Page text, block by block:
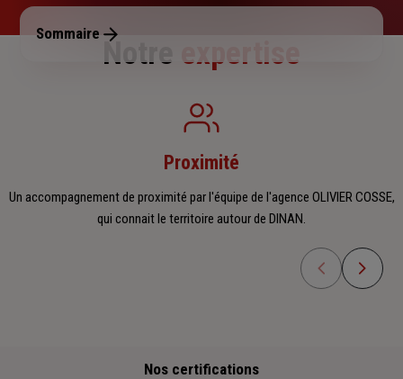
Dimanche : Fermé
Sommaire
Notre expertise
Proximité
Un accompagnement de proximité par l'équipe de l'agence OLIVIER COSSE,
qui connait le territoire autour de DINAN.
Nos certifications